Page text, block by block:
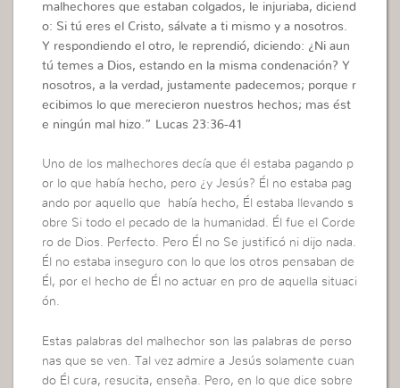
malhechores que estaban colgados, le injuriaba, diciend
o: Si tú eres el Cristo, sálvate a ti mismo y a nosotros.
Y respondiendo el otro, le reprendió, diciendo: ¿Ni aun
tú temes a Dios, estando en la misma condenación? Y
nosotros, a la verdad, justamente padecemos; porque r
ecibimos lo que merecieron nuestros hechos; mas ést
e ningún mal hizo.” Lucas 23:36-41
Uno de los malhechores decía que él estaba pagando p
or lo que había hecho, pero ¿y Jesús? Él no estaba pag
ando por aquello que había hecho, Él estaba llevando s
obre Si todo el pecado de la humanidad. Él fue el Corde
ro de Dios. Perfecto. Pero Él no Se justificó ni dijo nada.
Él no estaba inseguro con lo que los otros pensaban de
Él, por el hecho de Él no actuar en pro de aquella situaci
ón.
Estas palabras del malhechor son las palabras de perso
nas que se ven. Tal vez admire a Jesús solamente cuan
do Él cura, resucita, enseña. Pero, en lo que dice sobre